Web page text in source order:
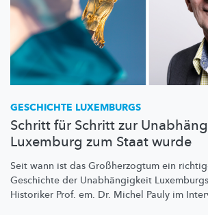
GESCHICHTE LUXEMBURGS
Schritt für Schritt zur
Luxemburg zum Staat wurde
Seit wann ist das Großherzogtum ein
Geschichte der Unabhängigkeit
Historiker Prof. em. Dr. Michel Pauly im